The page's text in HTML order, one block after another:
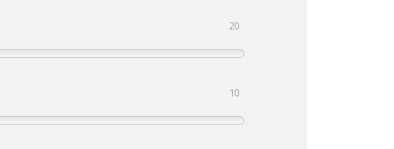
20
10